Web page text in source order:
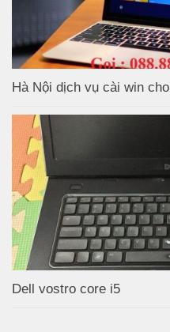
Hà Nội dịch vụ cài win
Dell vostro core i5